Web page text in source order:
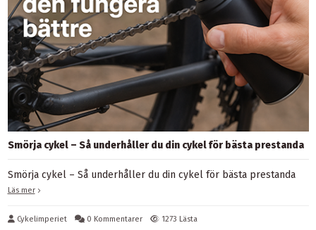
Smörja cykel – Så underhåller du din cykel för bästa prestanda
Smörja cykel – Så underhåller du din cykel för bästa prestanda
Läs mer
Cykelimperiet 0 Kommentarer 1273 Lästa